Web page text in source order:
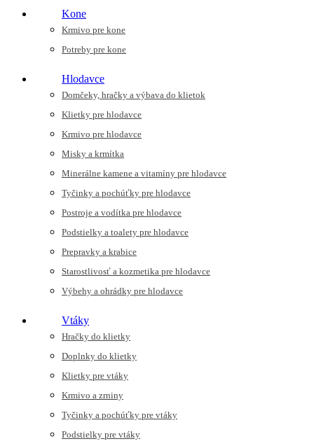
Kone
Krmivo pre kone
Potreby pre kone
Hlodavce
Domčeky, hračky a výbava do klietok
Klietky pre hlodavce
Krmivo pre hlodavce
Misky a krmítka
Minerálne kamene a vitamíny pre hlodavce
Tyčinky a pochúťky pre hlodavce
Postroje a vodítka pre hlodavce
Podstielky a toalety pre hlodavce
Prepravky a krabice
Starostlivosť a kozmetika pre hlodavce
Výbehy a ohrádky pre hlodavce
Vtáky
Hračky do klietky
Doplnky do klietky
Klietky pre vtáky
Krmivo a zrniny
Tyčinky a pochúťky pre vtáky
Podstielky pre vtáky